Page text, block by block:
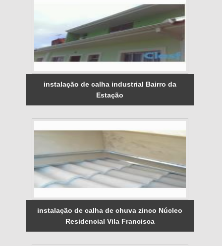
instalação de calha industrial Bairro da
Estação
instalação de calha de chuva zinco Núcleo
Residencial Vila Francisca